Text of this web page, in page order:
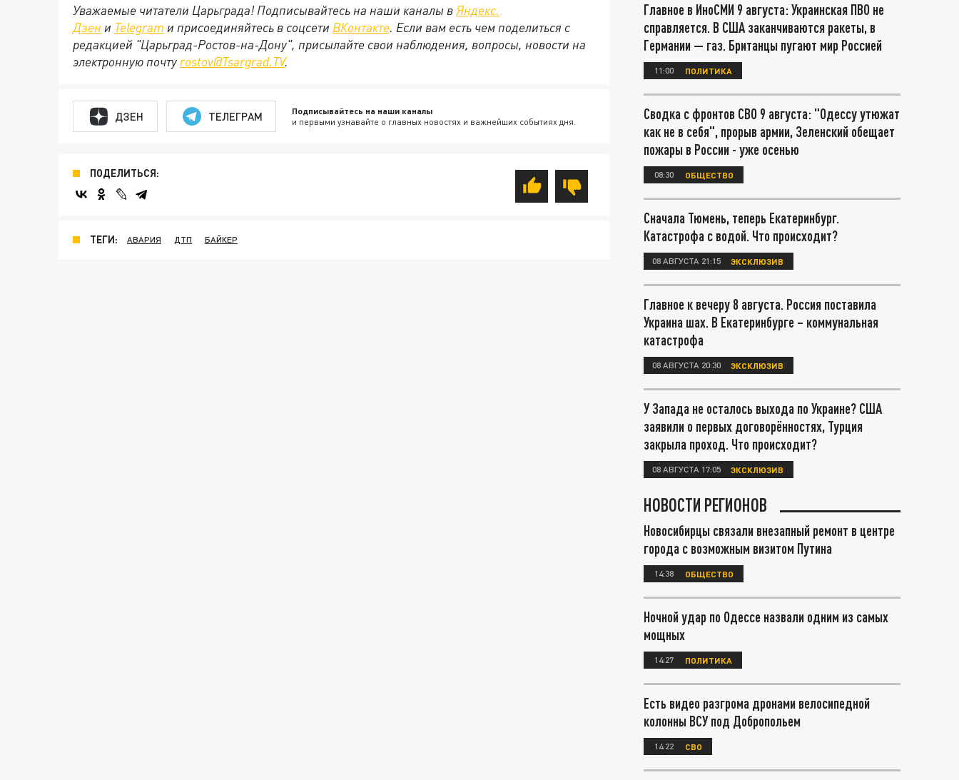
Уважаемые читатели Царьграда! Подписывайтесь на наши каналы вЯндекс.
Дзен и Telegram и присоединяйтесь в соцсети ВКонтакте. Если вам есть чем поделиться с
редакцией "Царьград-Ростов-на-Дону", присылайте свои наблюдения, вопросы, новости на
электронную почту rostov@Tsargrad.ТV.
ДЗЕН ТЕЛЕГРАМ Подписывайтесь на наши каналы
и первыми узнавайте о главных новостях и важнейших событиях дня.
ПОДЕЛИТЬСЯ:
ТЕГИ: АВАРИЯ ДТП БАЙКЕР
Главное в ИноСМИ 9 августа: Украинская ПВО не
справляется. В США заканчиваются ракеты, в
Германии — газ. Британцы пугают мир Россией
11:00 ПОЛИТИКА
Сводка с фронтов СВО 9 августа: "Одессу утюжат
как не в себя", прорыв армии, Зеленский обещает
пожары в России - уже осенью
08:30 ОБЩЕСТВО
Сначала Тюмень, теперь Екатеринбург.
Катастрофа с водой. Что происходит?
08 АВГУСТА 21:15 ЭКСКЛЮЗИВ
Главное к вечеру 8 августа. Россия поставила
Украина шах. В Екатеринбурге – коммунальная
катастрофа
08 АВГУСТА 20:30 ЭКСКЛЮЗИВ
У Запада не осталось выхода по Украине? США
заявили о первых договорённостях, Турция
закрыла проход. Что происходит?
08 АВГУСТА 17:05 ЭКСКЛЮЗИВ
НОВОСТИ РЕГИОНОВ
Новосибирцы связали внезапный ремонт в центре
города с возможным визитом Путина
14:38 ОБЩЕСТВО
Ночной удар по Одессе назвали одним из самых
мощных
14:27 ПОЛИТИКА
Есть видео разгрома дронами велосипедной
колонны ВСУ под Добропольем
14:22 СВО